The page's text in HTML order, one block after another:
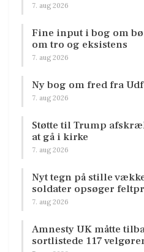
7. aug 2026
Fine input i bog om
om tro og eksistens
7. aug 2026
Ny bog om fred fra
7. aug 2026
Støtte til Trump
at gå i kirke
7. aug 2026
Nyt tegn på stille
soldater opsøger
7. aug 2026
Amnesty UK måtte
sortlistede 117